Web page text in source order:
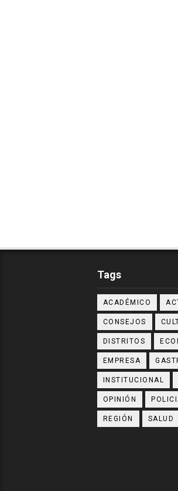
Tags
ACADÉMICO
CONSEJOS
DISTRITOS
EMPRESA
INSTITUCIONAL
OPINIÓN
REGIÓN SALUD